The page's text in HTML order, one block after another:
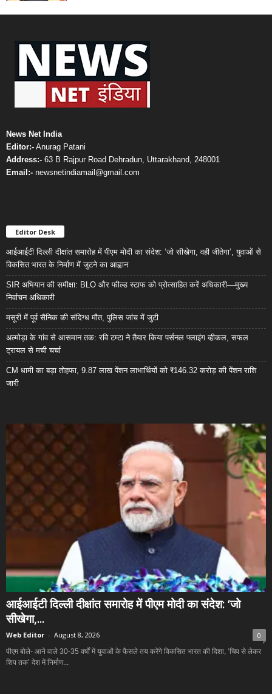
News Net India
Editor:- Anurag Patani
Address:- 63 B Rajpur Road Dehradun, Uttarakhand, 248001
Email:- newsnetindiamail@gmail.com
Editor Desk
आईआईटी दिल्ली दीक्षांत समारोह में पीएम मोदी का संदेश: ‘जो सीखेगा, वही जीतेगा’, युवाओं से
विकसित भारत के निर्माण में जुटने का आह्वान
SIR अभियान की समीक्षा: BLO और फील्ड स्टाफ को प्रोत्साहित करें अधिकारी—मुख्य
निर्वाचन अधिकारी
मसूरी में पूर्व सैनिक की संदिग्ध मौत, पुलिस जांच में जुटी
अल्मोड़ा के गांव से आसमान तक: रवि टम्टा ने तैयार किया पर्सनल फ्लाइंग व्हीकल, सफल
ट्रायल से मची चर्चा
CM धामी का बड़ा तोहफा, 9.87 लाख पेंशन लाभार्थियों को ₹146.32 करोड़ की पेंशन राशि
जारी
आईआईटी दिल्ली दीक्षांत समारोह में पीएम मोदी का संदेश: ‘जो
सीखेगा,...
Web Editor - August 8, 2026 0
पीएम बोले- आने वाले 30-35 वर्षों में युवाओं के फैसले तय करेंगे विकसित भारत की दिशा, ‘चिप से लेकर
शिप तक’ देश में निर्माण...